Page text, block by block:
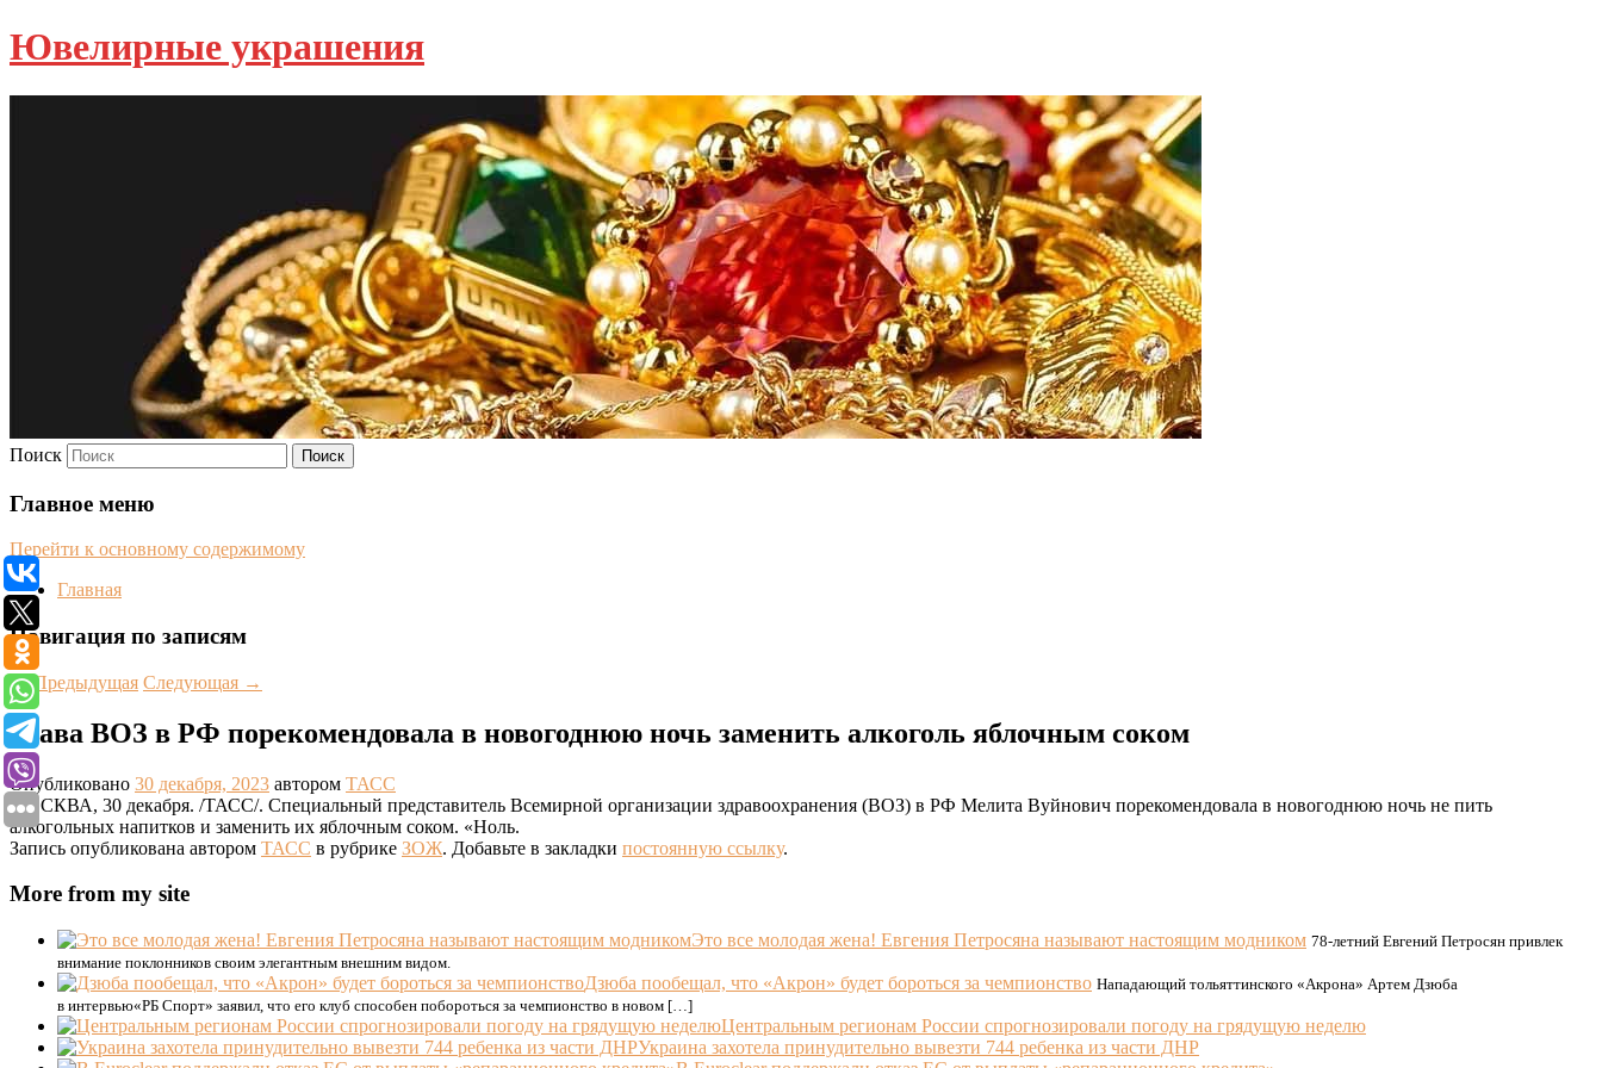
Ювелирные украшения
Поиск
Главное меню
Перейти к основному содержимому
Главная
Навигация по записям
←Предыдущая Следующая →
Глава ВОЗ в РФ порекомендовала в новогоднюю ночь заменить алкоголь яблочным соком
Опубликовано 30 декабря, 2023 автором ТАСС
МОСКВА, 30 декабря. /ТАСС/. Специальный представитель Всемирной организации здравоохранения (ВОЗ) в РФ Мелита Вуйнович порекомендовала в новогоднюю ночь не пить
алкогольных напитков и заменить их яблочным соком. «Ноль.
Запись опубликована автором ТАСС в рубрике ЗОЖ. Добавьте в закладки постоянную ссылку.
More from my site
Это все молодая жена! Евгения Петросяна называют настоящим модником 78-летний Евгений Петросян привлек
внимание поклонников своим элегантным внешним видом.
Дзюба пообещал, что «Акрон» будет бороться за чемпионство Нападающий тольяттинского «Акрона» Артем Дзюба
в интервью«РБ Спорт» заявил, что его клуб способен побороться за чемпионство в новом […]
Центральным регионам России спрогнозировали погоду на грядущую неделю
Украина захотела принудительно вывезти 744 ребенка из части ДНР